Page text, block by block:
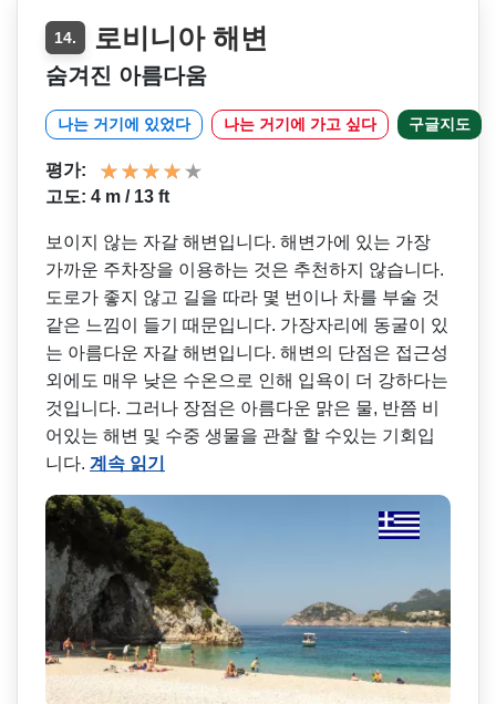
14. 로비니아 해변
숨겨진 아름다움
나는 거기에 있었다 나는 거기에 가고 싶다 구글지도
평가:
고도: 4 m / 13 ft
보이지 않는 자갈 해변입니다. 해변가에 있는 가장
가까운 주차장을 이용하는 것은 추천하지 않습니다.
도로가 좋지 않고 길을 따라 몇 번이나 차를 부술 것
같은 느낌이 들기 때문입니다. 가장자리에 동굴이 있
는 아름다운 자갈 해변입니다. 해변의 단점은 접근성
외에도 매우 낮은 수온으로 인해 입욕이 더 강하다는
것입니다. 그러나 장점은 아름다운 맑은 물, 반쯤 비
어있는 해변 및 수중 생물을 관찰 할 수있는 기회입
니다. 계속 읽기